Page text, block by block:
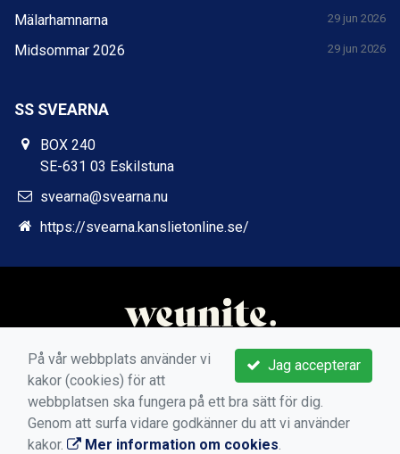
Mälarhamnarna 29 jun 2026
Midsommar 2026 29 jun 2026
SS SVEARNA
BOX 240
SE-631 03 Eskilstuna
svearna@svearna.nu
https://svearna.kanslietonline.se/
Jag accepterar
På vår webbplats använder vi
kakor (cookies) för att
webbplatsen ska fungera på ett bra sätt för dig.
Genom att surfa vidare godkänner du att vi använder
kakor.
Mer information om cookies.